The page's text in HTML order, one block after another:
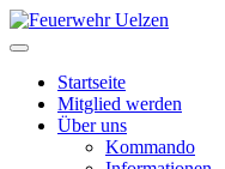
Startseite
Mitglied werden
Über uns
Kommando